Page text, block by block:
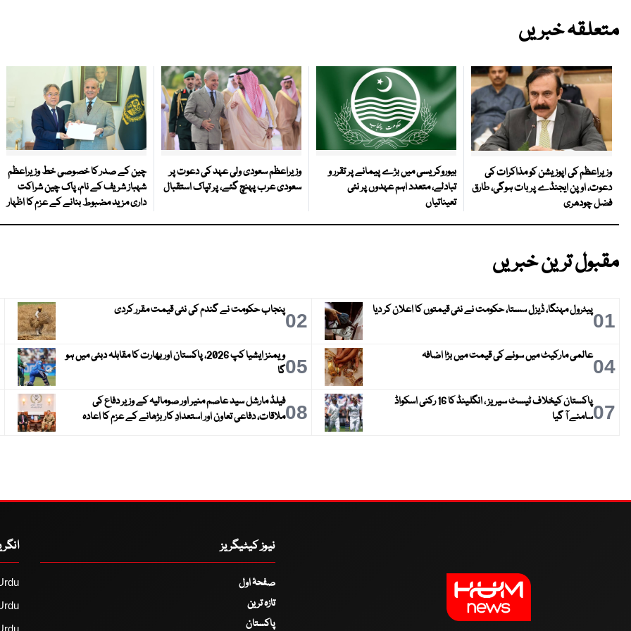
متعلقہ خبریں
وزیراعظم کی اپوزیشن کو مذاکرات کی
دعوت، اوپن ایجنڈے پر بات ہوگی، طارق
فضل چودھری
بیوروکریسی میں بڑے پیمانے پر تقرر و
تبادلے، متعدد اہم عہدوں پر نئی
تعیناتیاں
وزیراعظم سعودی ولی عہد کی دعوت پر
سعودی عرب پہنچ گئے، پر تپاک استقبال
چین کے صدر کا خصوصی خط وزیراعظم
شہباز شریف کے نام، پاک چین شراکت
داری مزید مضبوط بنانے کے عزم کا اظہار
مقبول ترین خبریں
01پیٹرول مہنگا، ڈیزل سستا، حکومت نے نئی قیمتوں کا اعلان کر دیا 02پنجاب حکومت نے گندم کی نئی قیمت مقرر کردی
04عالمی مارکیٹ میں سونے کی قیمت میں بڑا اضافہ 05
ویمنز ایشیا کپ 2026، پاکستان اور بھارت کا مقابلہ دبئی میں ہو
گا
07
پاکستان کیخلاف ٹیسٹ سیریز ، انگلینڈ کا 16 رکنی اسکواڈ
سامنے آ گیا
08فیلڈ مارشل سید عاصم منیر اور صومالیہ کے وزیر دفاع کی
ملاقات، دفاعی تعاون اور استعدادِ کار بڑھانے کے عزم کا اعادہ
نیوز کیٹیگریز
صفحۂ اول
تازہ ترین
پاکستان